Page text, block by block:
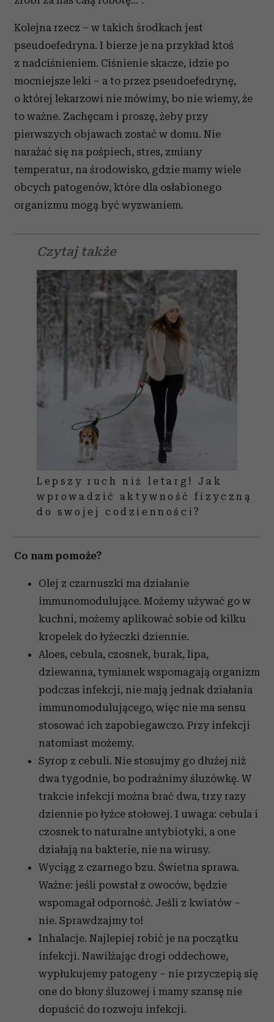
Kolejna rzecz – w takich środkach jest
pseudoefedryna. I bierze je na przykład ktoś
z nadciśnieniem. Ciśnienie skacze, idzie po
mocniejsze leki – a to przez pseudoefedrynę,
o której lekarzowi nie mówimy, bo nie wiemy, że
to ważne. Zachęcam i proszę, żeby przy
pierwszych objawach zostać w domu. Nie
narażać się na pośpiech, stres, zmiany
temperatur, na środowisko, gdzie mamy wiele
obcych patogenów, które dla osłabionego
organizmu mogą być wyzwaniem.
Czytaj także
Lepszy ruch niż letarg! Jak
wprowadzić aktywność fizyczną
do swojej codzienności?
Co nam pomoże?
Olej z czarnuszki ma działanie
immunomodulujące. Możemy używać go w
kuchni, możemy aplikować sobie od kilku
kropelek do łyżeczki dziennie.
Aloes, cebula, czosnek, burak, lipa,
dziewanna, tymianek wspomagają organizm
podczas infekcji, nie mają jednak działania
immunomodulującego, więc nie ma sensu
stosować ich zapobiegawczo. Przy infekcji
natomiast możemy.
Syrop z cebuli. Nie stosujmy go dłużej niż
dwa tygodnie, bo podrażnimy śluzówkę. W
trakcie infekcji można brać dwa, trzy razy
dziennie po łyżce stołowej. I uwaga: cebula i
czosnek to naturalne antybiotyki, a one
działają na bakterie, nie na wirusy.
Wyciąg z czarnego bzu. Świetna sprawa.
Ważne: jeśli powstał z owoców, będzie
wspomagał odporność. Jeśli z kwiatów –
nie. Sprawdzajmy to!
Inhalacje. Najlepiej robić je na początku
infekcji. Nawilżając drogi oddechowe,
wypłukujemy patogeny – nie przyczepią się
one do błony śluzowej i mamy szansę nie
dopuścić do rozwoju infekcji.